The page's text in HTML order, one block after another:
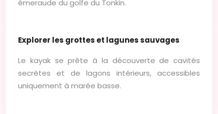
émeraude du golfe du Tonkin.
Explorer les grottes et lagunes sauvages
Le kayak se prête à la découverte de cavités
secrètes et de lagons intérieurs, accessibles
uniquement à marée basse.